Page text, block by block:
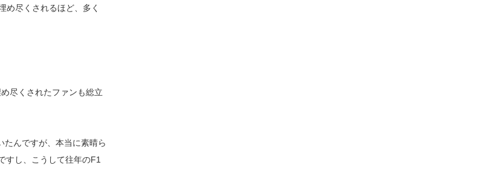
め尽くされるほど、多く
尽くされたファンも総立
たんですが、本当に素晴ら
すし、こうして往年のF1